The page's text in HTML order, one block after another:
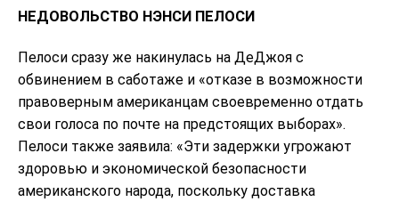
НЕДОВОЛЬСТВО НЭНСИ ПЕЛОСИ
Пелоси сразу же накинулась на ДеДжоя с
обвинением в саботаже и «отказе в возможности
правоверным американцам своевременно отдать
свои голоса по почте на предстоящих выборах».
Пелоси также заявила: «Эти задержки угрожают
здоровью и экономической безопасности
американского народа, поскольку доставка